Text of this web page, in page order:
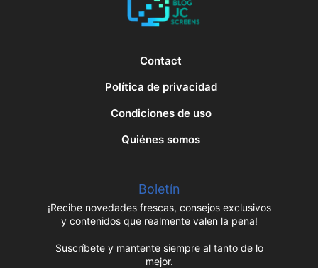
Contact
Política de privacidad
Condiciones de uso
Quiénes somos
Boletín
¡Recibe novedades frescas, consejos exclusivos
y contenidos que realmente valen la pena!
Suscríbete y mantente siempre al tanto de lo
mejor.